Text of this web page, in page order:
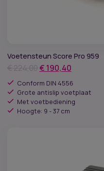
Voetensteun Score Pro 959
€224,00Oorspronkelijke
prijs
was:
€ 224,00.
€ 190,40
prijs
is:
€ 190,40.
Conform DIN 4556
Grote antislip voetplaat
Met voetbediening
Hoogte: 9 - 37 cm